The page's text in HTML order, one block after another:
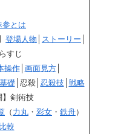
参とは
登場人物 ストーリー
すじ
操作│ 画面見方│
基礎 │忍殺│ 忍殺技│ 戦略
】剣術技
（ 力丸 ・ 彩女 ・ 鉄舟）
比較